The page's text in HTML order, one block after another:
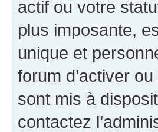
actif ou votre
plus imposante,
unique et
forum d’activer
sont mis à
contactez